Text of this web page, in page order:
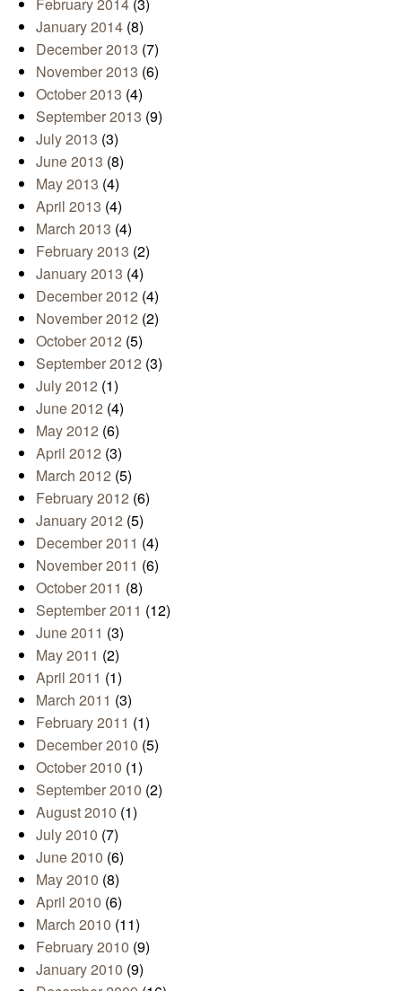
January 2014 (8)
December 2013 (7)
November 2013 (6)
October 2013 (4)
September 2013 (9)
July 2013 (3)
June 2013 (8)
May 2013 (4)
April 2013 (4)
March 2013 (4)
February 2013 (2)
January 2013 (4)
December 2012 (4)
November 2012 (2)
October 2012 (5)
September 2012 (3)
July 2012 (1)
June 2012 (4)
May 2012 (6)
April 2012 (3)
March 2012 (5)
February 2012 (6)
January 2012 (5)
December 2011 (4)
November 2011 (6)
October 2011 (8)
September 2011 (12)
June 2011 (3)
May 2011 (2)
April 2011 (1)
March 2011 (3)
February 2011 (1)
December 2010 (5)
October 2010 (1)
September 2010 (2)
August 2010 (1)
July 2010 (7)
June 2010 (6)
May 2010 (8)
April 2010 (6)
March 2010 (11)
February 2010 (9)
January 2010 (9)